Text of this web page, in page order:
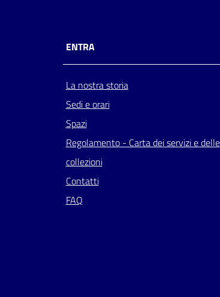
ENTRA
La nostra storia
Sedi e orari
Spazi
Regolamento - Carta dei servizi e delle
collezioni
Contatti
FAQ